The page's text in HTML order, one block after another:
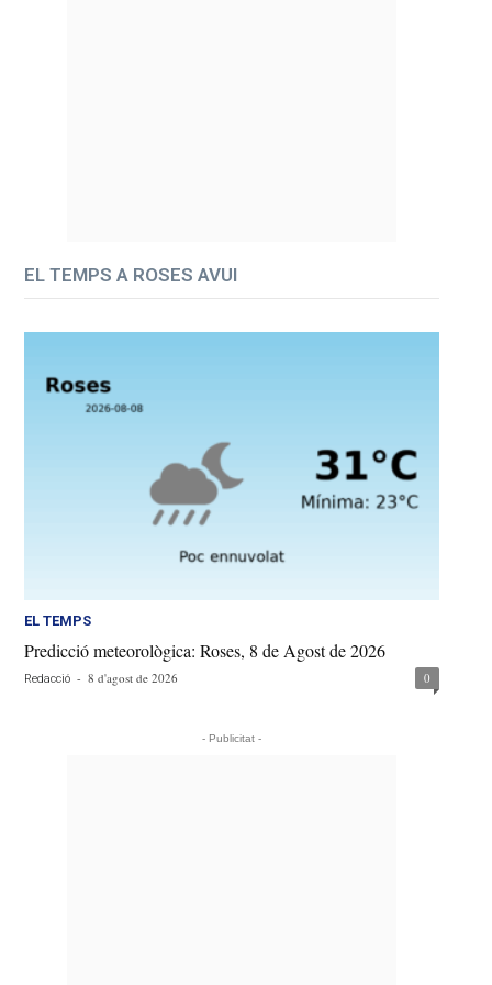
EL TEMPS A ROSES AVUI
EL TEMPS
Predicció meteorològica: Roses, 8 de Agost de 2026
Redacció - 8 d'agost de 2026 0
- Publicitat -